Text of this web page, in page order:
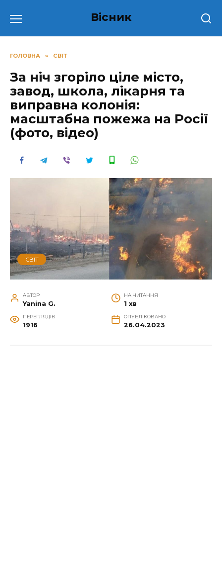
до
Вісник
ГОЛОВНА » СВІТ
За ніч згоріло ціле місто,
завод, школа, лікарня та
виправна колонія:
масштабна пожежа на Росії
(фото, відео)
СВІТ
АВТОР
Yanina G.
НА ЧИТАННЯ
1 хв
ПЕРЕГЛЯДІВ
1916
ОПУБЛІКОВАНО
26.04.2023